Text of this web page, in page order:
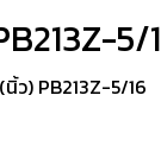
5/
นิ้ว) PB213Z-5/16